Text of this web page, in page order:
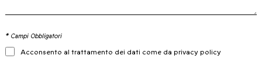
* Campi Obbligatori
Acconsento al trattamento dei dati come da privacy policy